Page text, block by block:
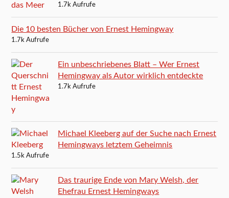
1.7k Aufrufe
Die 10 besten Bücher von Ernest Hemingway
1.7k Aufrufe
Ein unbeschriebenes Blatt – Wer Ernest
Hemingway als Autor wirklich entdeckte
1.7k Aufrufe
Michael Kleeberg auf der Suche nach Ernest
Hemingways letztem Geheimnis
1.5k Aufrufe
Das traurige Ende von Mary Welsh, der
Ehefrau Ernest Hemingways